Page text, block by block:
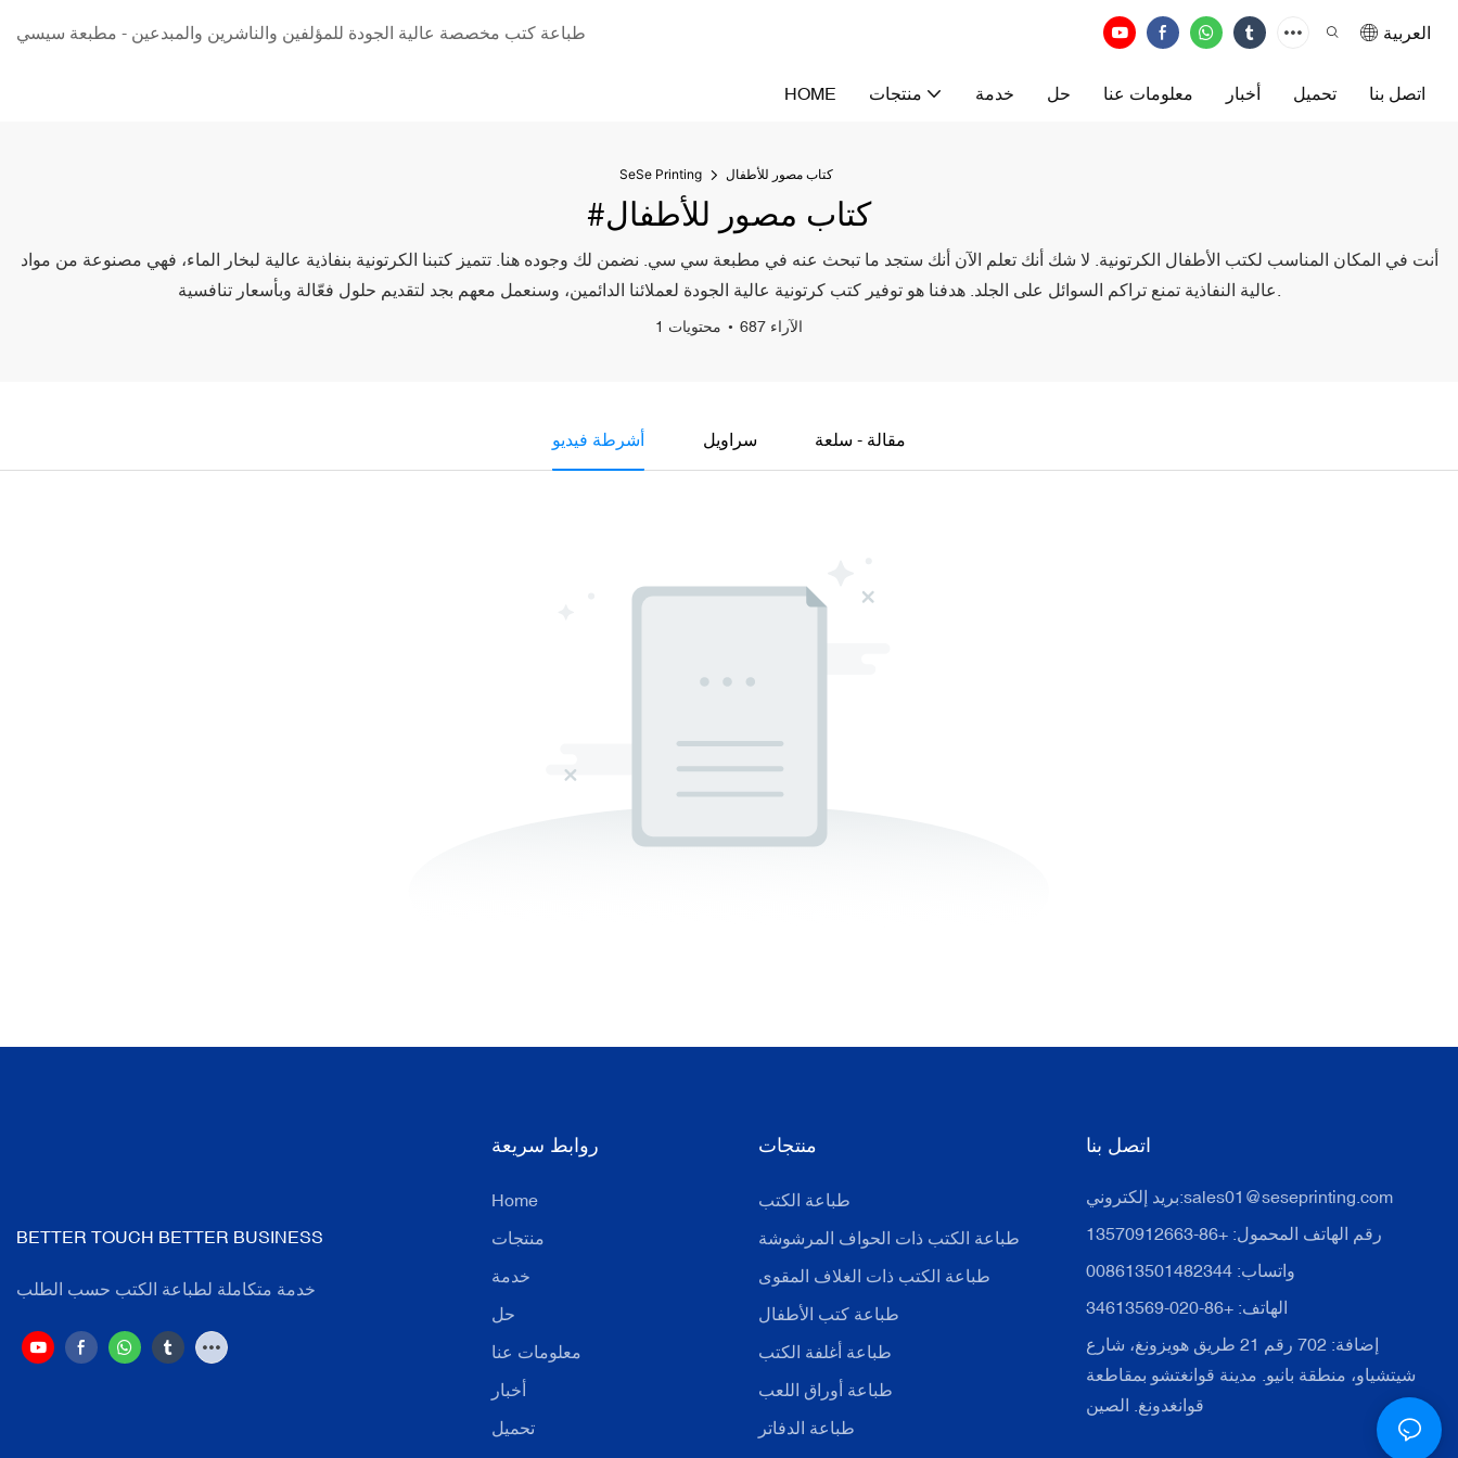
طباعة كتب مخصصة عالية الجودة للمؤلفين والناشرين والمبدعين - مطبعة سيسي العربية
HOME منتجات خدمة حل معلومات عنا أخبار تحميل اتصل بنا
SeSe Printing كتاب مصور للأطفال
#كتاب مصور للأطفال
أنت في المكان المناسب لكتب الأطفال الكرتونية. لا شك أنك تعلم الآن أنك ستجد ما تبحث عنه في مطبعة سي سي. نضمن لك وجوده هنا. تتميز كتبنا الكرتونية بنفاذية عالية لبخار الماء، فهي مصنوعة من مواد
1 محتويات 687 الآراء
أشرطة فيديو سراويل مقالة - سلعة
BETTER TOUCH BETTER BUSINESS
خدمة متكاملة لطباعة الكتب حسب الطلب
روابط سريعة
Home
منتجات
خدمة
حل
معلومات عنا
أخبار
تحميل
منتجات
طباعة الكتب
طباعة الكتب ذات الحواف المرشوشة
طباعة الكتب ذات الغلاف المقوى
طباعة كتب الأطفال
طباعة أغلفة الكتب
طباعة أوراق اللعب
طباعة الدفاتر
اتصل بنا
بريد إلكتروني:sales01@seseprinting.com
رقم الهاتف المحمول: +86-13570912663
واتساب: 008613501482344
الهاتف: +86-020-34613569
إضافة: 702 رقم 21 طريق هويزونغ، شارع
شيتشياو، منطقة بانيو. مدينة قوانغتشو بمقاطعة
قوانغدونغ. الصين